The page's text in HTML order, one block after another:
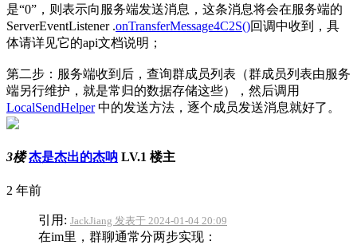
是“0”，则表示向服务端发送消息，这条消息将会在服务端的
ServerEventListener .onTransferMessage4C2S()回调中收到，具
体请详见它的api文档说明；
第二步：服务端收到后，查询群成员列表（群成员列表由服务
端另行维护，就是常归的数据存储这些），然后调用
LocalSendHelper中的发送方法，逐个成员发送消息就好了。
3楼 杰是杰出的杰呐 LV.1 楼主
2 年前
引用: JackJiang 发表于 2024-01-04 20:09
在im里，群聊通常分两步实现：